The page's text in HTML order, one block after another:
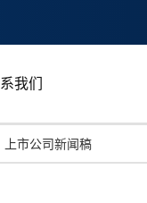
我们
上市公司新闻稿